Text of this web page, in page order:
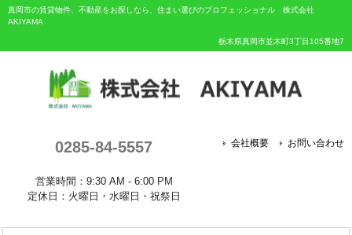
真岡市の賃貸物件、不動産をお探しなら、住まい選びのプロフェッショナル 株式会社
AKIYAMA
栃木県真岡市並木町3丁目105番地7
0285-84-5557
営業時間：9:30 AM - 6:00 PM
定休日：火曜日・水曜日・祝祭日
会社概要 お問い合わせ